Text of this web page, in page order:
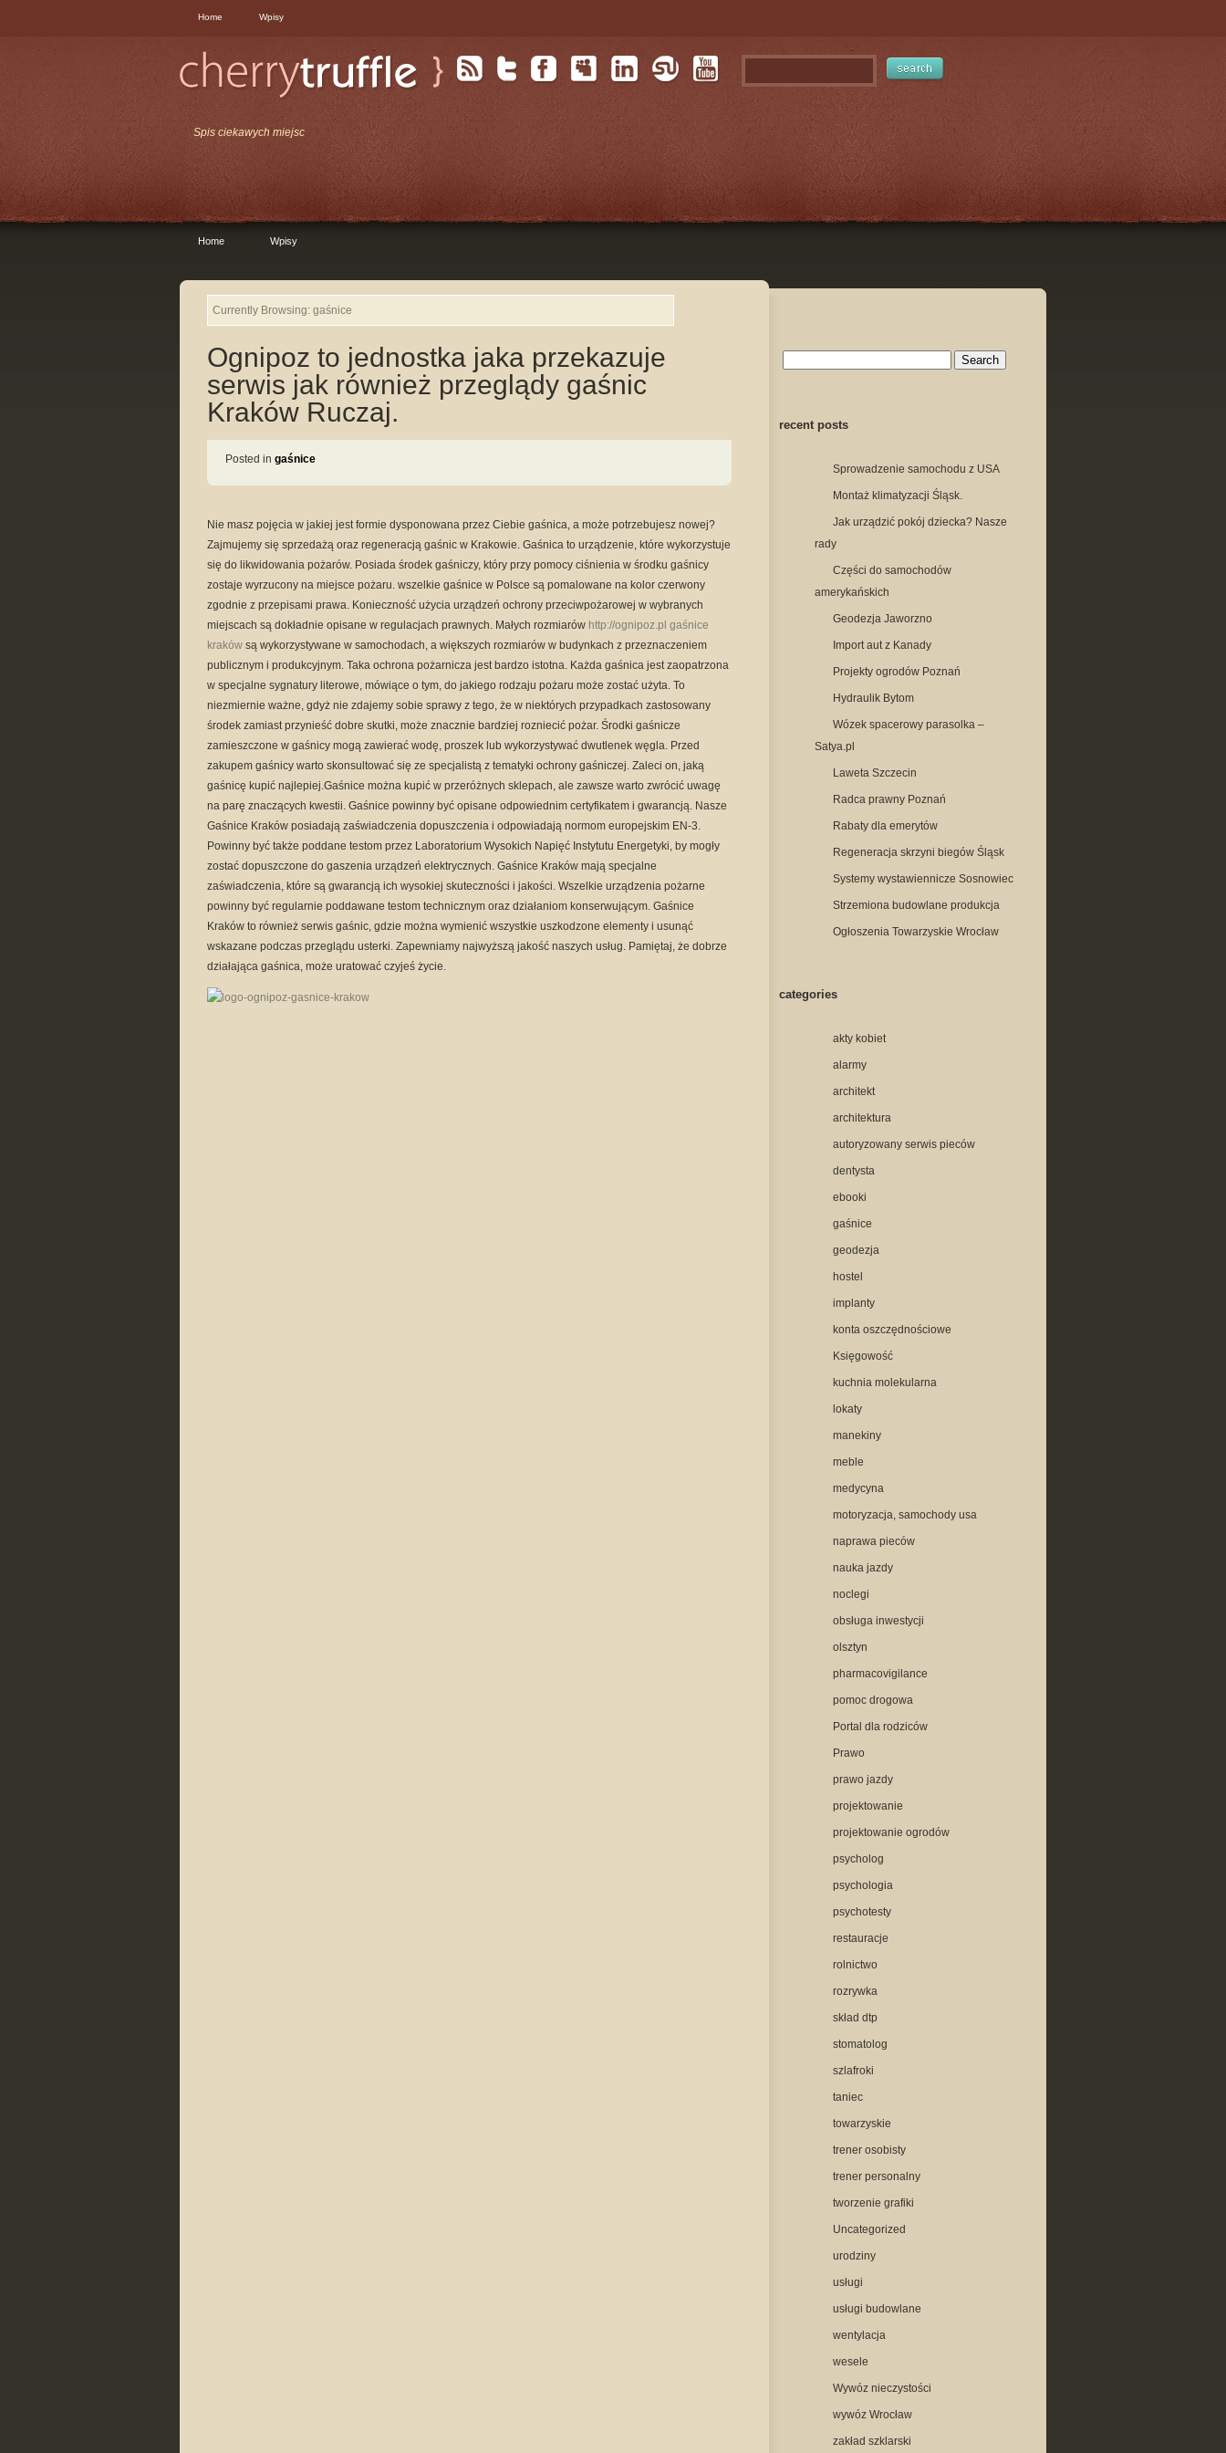
Home Wpisy
Spis ciekawych miejsc
Home Wpisy
Currently Browsing: gaśnice
Ognipoz to jednostka jaka przekazuje
serwis jak również przeglądy gaśnic
Kraków Ruczaj.
Posted in gaśnice
Nie masz pojęcia w jakiej jest formie dysponowana przez Ciebie gaśnica, a może potrzebujesz nowej?
Zajmujemy się sprzedażą oraz regeneracją gaśnic w Krakowie. Gaśnica to urządzenie, które wykorzystuje
się do likwidowania pożarów. Posiada środek gaśniczy, który przy pomocy ciśnienia w środku gaśnicy
zostaje wyrzucony na miejsce pożaru. wszelkie gaśnice w Polsce są pomalowane na kolor czerwony
zgodnie z przepisami prawa. Konieczność użycia urządzeń ochrony przeciwpożarowej w wybranych
miejscach są dokładnie opisane w regulacjach prawnych. Małych rozmiarów http://ognipoz.pl gaśnice
kraków są wykorzystywane w samochodach, a większych rozmiarów w budynkach z przeznaczeniem
publicznym i produkcyjnym. Taka ochrona pożarnicza jest bardzo istotna. Każda gaśnica jest zaopatrzona
w specjalne sygnatury literowe, mówiące o tym, do jakiego rodzaju pożaru może zostać użyta. To
niezmiernie ważne, gdyż nie zdajemy sobie sprawy z tego, że w niektórych przypadkach zastosowany
środek zamiast przynieść dobre skutki, może znacznie bardziej rozniecić pożar. Środki gaśnicze
zamieszczone w gaśnicy mogą zawierać wodę, proszek lub wykorzystywać dwutlenek węgla. Przed
zakupem gaśnicy warto skonsultować się ze specjalistą z tematyki ochrony gaśniczej. Zaleci on, jaką
gaśnicę kupić najlepiej.Gaśnice można kupić w przeróżnych sklepach, ale zawsze warto zwrócić uwagę
na parę znaczących kwestii. Gaśnice powinny być opisane odpowiednim certyfikatem i gwarancją. Nasze
Gaśnice Kraków posiadają zaświadczenia dopuszczenia i odpowiadają normom europejskim EN-3.
Powinny być także poddane testom przez Laboratorium Wysokich Napięć Instytutu Energetyki, by mogły
zostać dopuszczone do gaszenia urządzeń elektrycznych. Gaśnice Kraków mają specjalne
zaświadczenia, które są gwarancją ich wysokiej skuteczności i jakości. Wszelkie urządzenia pożarne
powinny być regularnie poddawane testom technicznym oraz działaniom konserwującym. Gaśnice
Kraków to również serwis gaśnic, gdzie można wymienić wszystkie uszkodzone elementy i usunąć
wskazane podczas przeglądu usterki. Zapewniamy najwyższą jakość naszych usług. Pamiętaj, że dobrze
działająca gaśnica, może uratować czyjeś życie.
recent posts
Sprowadzenie samochodu z USA
Montaż klimatyzacji Śląsk.
Jak urządzić pokój dziecka? Nasze
rady
Części do samochodów
amerykańskich
Geodezja Jaworzno
Import aut z Kanady
Projekty ogrodów Poznań
Hydraulik Bytom
Wózek spacerowy parasolka –
Satya.pl
Laweta Szczecin
Radca prawny Poznań
Rabaty dla emerytów
Regeneracja skrzyni biegów Śląsk
Systemy wystawiennicze Sosnowiec
Strzemiona budowlane produkcja
Ogłoszenia Towarzyskie Wrocław
categories
akty kobiet
alarmy
architekt
architektura
autoryzowany serwis pieców
dentysta
ebooki
gaśnice
geodezja
hostel
implanty
konta oszczędnościowe
Księgowość
kuchnia molekularna
lokaty
manekiny
meble
medycyna
motoryzacja, samochody usa
naprawa pieców
nauka jazdy
noclegi
obsługa inwestycji
olsztyn
pharmacovigilance
pomoc drogowa
Portal dla rodziców
Prawo
prawo jazdy
projektowanie
projektowanie ogrodów
psycholog
psychologia
psychotesty
restauracje
rolnictwo
rozrywka
skład dtp
stomatolog
szlafroki
taniec
towarzyskie
trener osobisty
trener personalny
tworzenie grafiki
Uncategorized
urodziny
usługi
usługi budowlane
wentylacja
wesele
Wywóz nieczystości
wywóz Wrocław
zakład szklarski